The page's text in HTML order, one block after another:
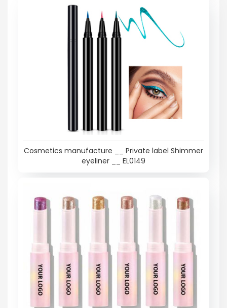
Cosmetics manufacture __ Private label Shimmer
eyeliner __ EL0149